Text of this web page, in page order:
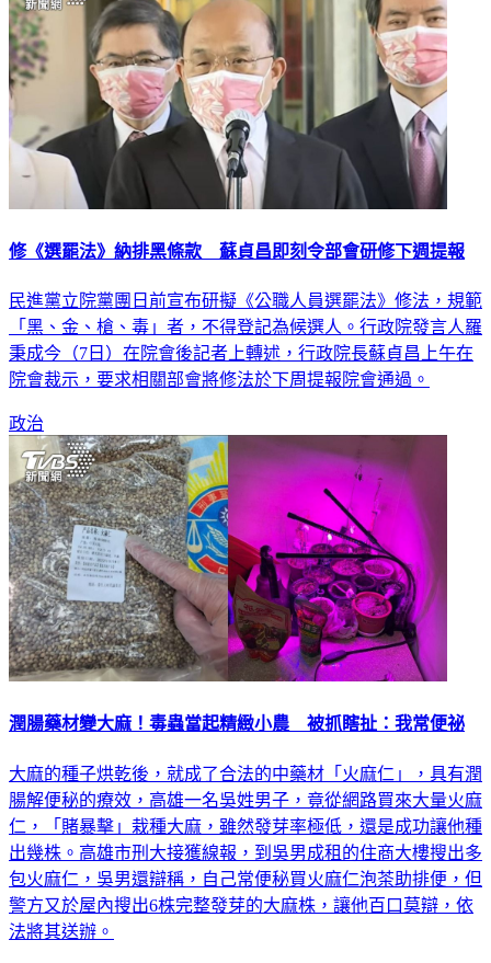
修《選罷法》納排黑條款 蘇貞昌即刻令部會研修下週提報
民進黨立院黨團日前宣布研擬《公職人員選罷法》修法，規範
「黑、金、槍、毒」者，不得登記為候選人。行政院發言人羅
秉成今（7日）在院會後記者上轉述，行政院長蘇貞昌上午在
院會裁示，要求相關部會將修法於下周提報院會通過。
政治
潤腸藥材變大麻！毒蟲當起精緻小農 被抓瞎扯：我常便祕
大麻的種子烘乾後，就成了合法的中藥材「火麻仁」，具有潤
腸解便秘的療效，高雄一名吳姓男子，竟從網路買來大量火麻
仁，「賭暴擊」栽種大麻，雖然發芽率極低，還是成功讓他種
出幾株。高雄市刑大接獲線報，到吳男成租的住商大樓搜出多
包火麻仁，吳男還辯稱，自己常便秘買火麻仁泡茶助排便，但
警方又於屋內搜出6株完整發芽的大麻株，讓他百口莫辯，依
法將其送辦。